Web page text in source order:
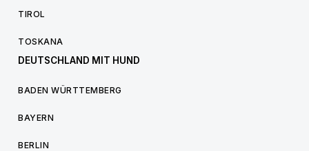
TIROL
TOSKANA
DEUTSCHLAND MIT HUND
BADEN WÜRTTEMBERG
BAYERN
BERLIN